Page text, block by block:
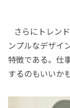
さらにトレン
ンプルなデザイ
特徴である。仕
するのもいいか